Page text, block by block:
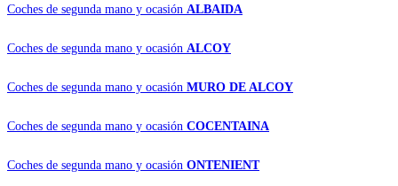
Coches de segunda mano y ocasión ALBAIDA
Coches de segunda mano y ocasión ALCOY
Coches de segunda mano y ocasión MURO DE ALCOY
Coches de segunda mano y ocasión COCENTAINA
Coches de segunda mano y ocasión ONTENIENT